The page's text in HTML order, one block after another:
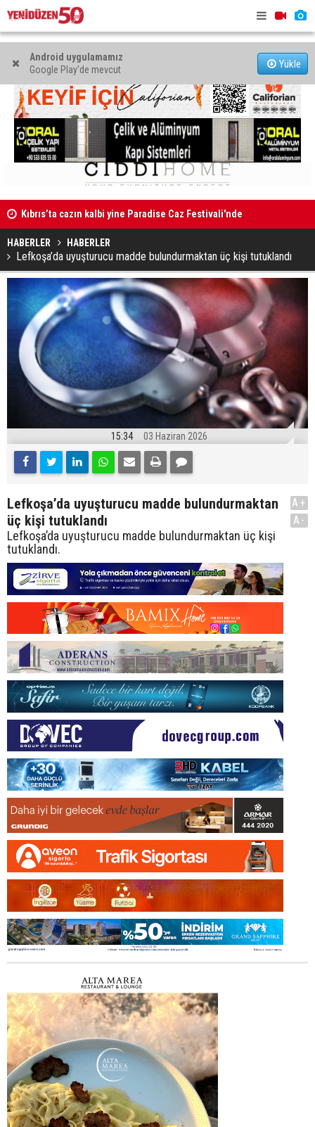
Android uygulamamız
Google Play'de mevcut
Yükle
Kıbrıs’ta cazın kalbi yine Paradise Caz Festivali'nde
atacak
HABERLER HABERLER
Lefkoşa’da uyuşturucu madde bulundurmaktan üç kişi tutuklandı
15:34 03 Haziran 2026
Lefkoşa’da uyuşturucu madde bulundurmaktan
üç kişi tutuklandı
Lefkoşa’da uyuşturucu madde bulundurmaktan üç kişi
tutuklandı.
A+
A-